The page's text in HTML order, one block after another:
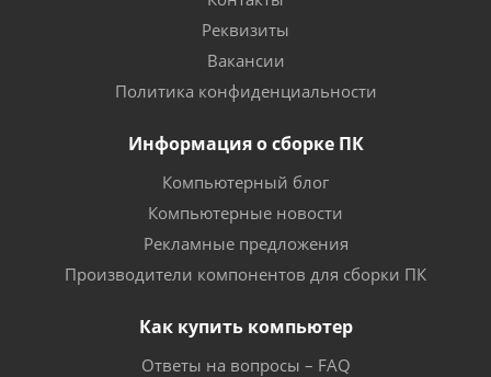
Реквизиты
Вакансии
Политика конфиденциальности
Информация о сборке ПК
Компьютерный блог
Компьютерные новости
Рекламные предложения
Производители компонентов для сборки ПК
Как купить компьютер
Ответы на вопросы – FAQ